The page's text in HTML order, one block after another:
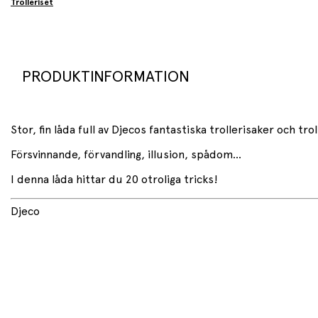
Trolleriset
PRODUKTINFORMATION
Stor, fin låda full av Djecos fantastiska trollerisaker och
Försvinnande, förvandling, illusion, spådom...
I denna låda hittar du 20 otroliga tricks!
Djeco